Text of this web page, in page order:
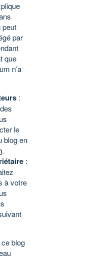
peut
par
que
n’a
:
le
blog en
.
:
à votre
blog